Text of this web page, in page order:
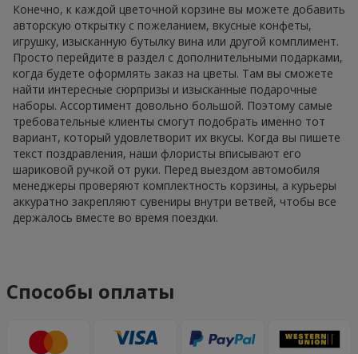
Конечно, к каждой цветочной корзине вы можете добавить
авторскую открытку с пожеланием, вкусные конфеты,
игрушку, изысканную бутылку вина или другой комплимент.
Просто перейдите в раздел с дополнительными подарками,
когда будете оформлять заказ на цветы. Там вы сможете
найти интересные сюрпризы и изысканные подарочные
наборы. Ассортимент довольно большой. Поэтому самые
требовательные клиенты смогут подобрать именно тот
вариант, который удовлетворит их вкусы. Когда вы пишете
текст поздравления, наши флористы вписывают его
шариковой ручкой от руки. Перед выездом автомобиля
менеджеры проверяют комплектность корзины, а курьеры
аккуратно закрепляют сувениры внутри ветвей, чтобы все
держалось вместе во время поездки.
Способы оплаты